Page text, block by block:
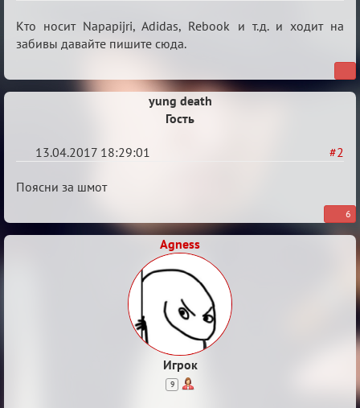
Околофутбольщики
есть?
Кто носит Napapijri, Adidas, Rebook и т.д. и ходит на
забивы давайте пишите сюда.
yung death
Гость
#2
13.04.2017 18:29:01
Re:
есть?
Поясни за шмот
6
Agness
Игрок
9